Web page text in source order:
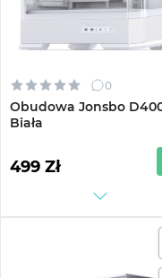
0
Obudowa Jonsbo
Biała
499 Zł